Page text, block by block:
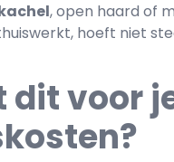
, open haard of
hoeft niet
dit voor